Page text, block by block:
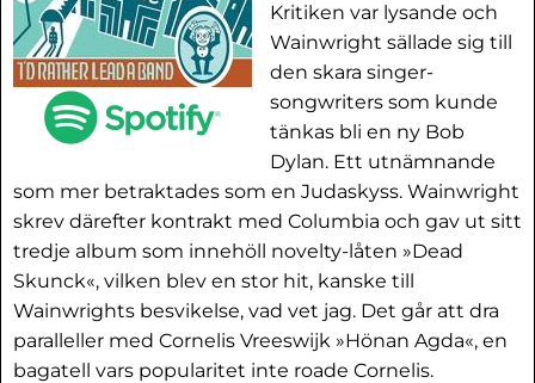
Kritiken var lysande och
Wainwright sällade sig till
den skara singer-
songwriters som kunde
tänkas bli en ny Bob
Dylan. Ett utnämnande
som mer betraktades som en Judaskyss. Wainwright
skrev därefter kontrakt med Columbia och gav ut sitt
tredje album som innehöll novelty-låten »Dead
Skunck«, vilken blev en stor hit, kanske till
Wainwrights besvikelse, vad vet jag. Det går att dra
paralleller med Cornelis Vreeswijk »Hönan Agda«, en
bagatell vars popularitet inte roade Cornelis.